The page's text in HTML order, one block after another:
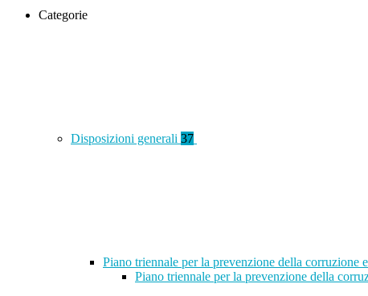
Categorie
Disposizioni generali 37
Piano triennale per la prevenzione della corruzione
Piano triennale per la prevenzione della